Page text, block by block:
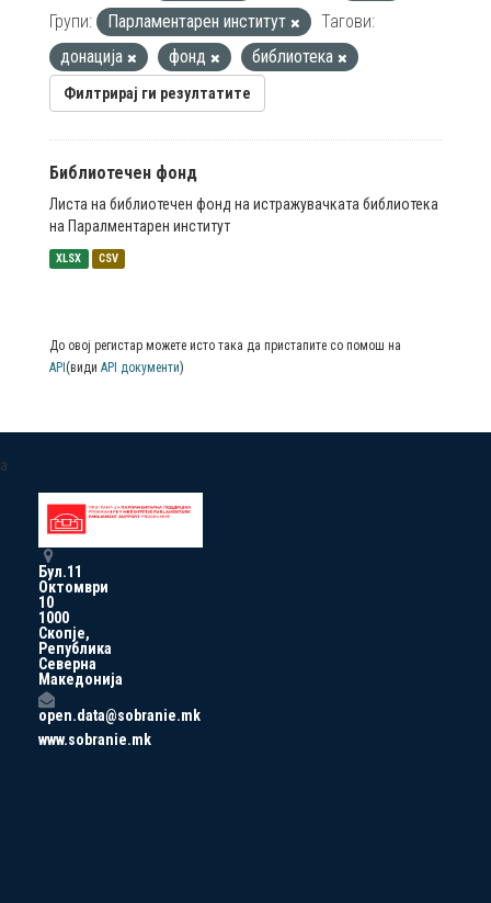
Групи:
Парламентарен институт
Тагови:
донација
фонд библиотека
Филтрирај ги резултатите
Библиотечен фонд
Листа на библиотечен фонд на истражувачката библиотека
на Паралментарен институт
XLSX CSV
До овој регистар можете исто така да пристапите со помош на
API (види API документи)
a
Бул.11
Октомври
10
1000
Скопје,
Република
Северна
Македонија
open.data@sobranie.mk
www.sobranie.mk